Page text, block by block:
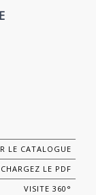
LE CATALOGUE
LE PDF
VISITE 360°